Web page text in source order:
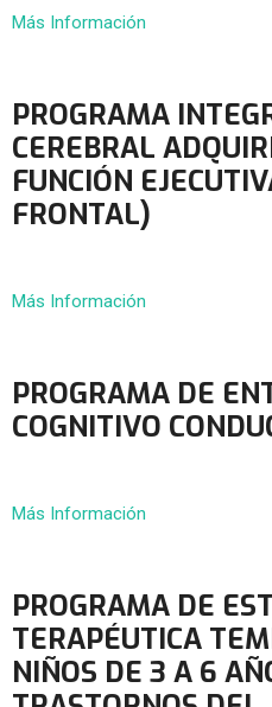
Más Información
PROGRAMA
CEREBRAL
FUNCIÓN
FRONTAL)
Más Información
PROGRAMA DE
COGNITIVO
Más Información
PROGRAMA DE
TERAPÉUTICA
NIÑOS DE 3 A 6